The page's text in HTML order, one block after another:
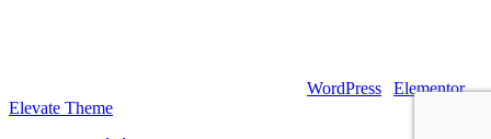
WordPress Elementor|
Elevate Theme